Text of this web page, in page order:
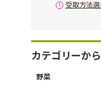
受取方法
カテゴリーか
野菜